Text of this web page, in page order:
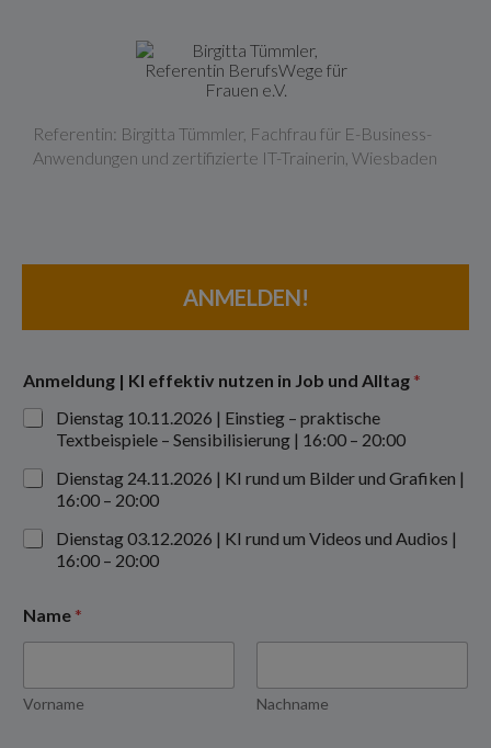
Referentin: Birgitta Tümmler, Fachfrau für E-Business-
Anwendungen und zertifizierte IT-Trainerin, Wiesbaden
ANMELDEN!
Anmeldung | KI effektiv nutzen in Job und Alltag *
Dienstag 10.11.2026 | Einstieg – praktische
Textbeispiele – Sensibilisierung | 16:00 – 20:00
Dienstag 24.11.2026 | KI rund um Bilder und Grafiken |
16:00 – 20:00
Dienstag 03.12.2026 | KI rund um Videos und Audios |
16:00 – 20:00
Name *
Vorname Nachname